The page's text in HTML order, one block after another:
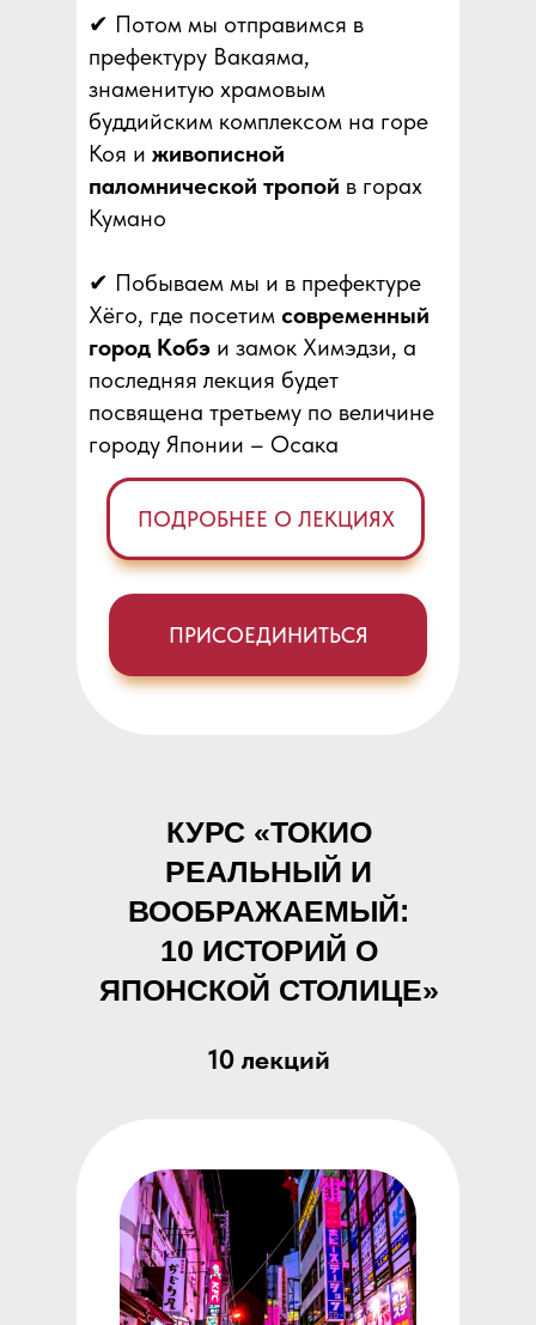
ПОДРОБНЕЕ О ЛЕКЦИЯХ
ПРИСОЕДИНИТЬСЯ
✔ Потом мы отправимся в
префектуру Вакаяма,
знаменитую храмовым
буддийским комплексом на горе
Коя и живописной
паломнической тропой в горах
Кумано
✔ Побываем мы и в префектуре
Хёго, где посетим современный
город Кобэ и замок Химэдзи, а
последняя лекция будет
посвящена третьему по величине
городу Японии – Осака
КУРС «ТОКИО
РЕАЛЬНЫЙ И
ВООБРАЖАЕМЫЙ:
10 ИСТОРИЙ О
ЯПОНСКОЙ СТОЛИЦЕ»
10 лекций